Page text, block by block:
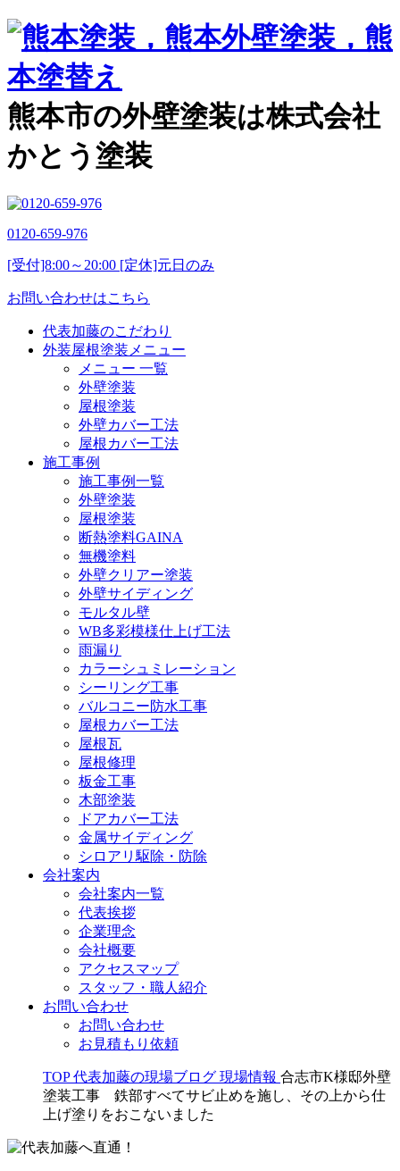
熊本市の外壁塗装は株式会社
かとう塗装
0120-659-976
[受付]8:00～20:00 [定休]元日のみ
お問い合わせはこちら
代表加藤のこだわり
外装屋根塗装メニュー
メニュー 一覧
外壁塗装
屋根塗装
外壁カバー工法
屋根カバー工法
施工事例
施工事例一覧
外壁塗装
屋根塗装
断熱塗料GAINA
無機塗料
外壁クリアー塗装
外壁サイディング
モルタル壁
WB多彩模様仕上げ工法
雨漏り
カラーシュミレーション
シーリング工事
バルコニー防水工事
屋根カバー工法
屋根瓦
屋根修理
板金工事
木部塗装
ドアカバー工法
金属サイディング
シロアリ駆除・防除
会社案内
会社案内一覧
代表挨拶
企業理念
会社概要
アクセスマップ
スタッフ・職人紹介
お問い合わせ
お問い合わせ
お見積もり依頼
TOP 代表加藤の現場ブログ 現場情報 合志市K様邸外壁
塗装工事 鉄部すべてサビ止めを施し、その上から仕
上げ塗りをおこないました